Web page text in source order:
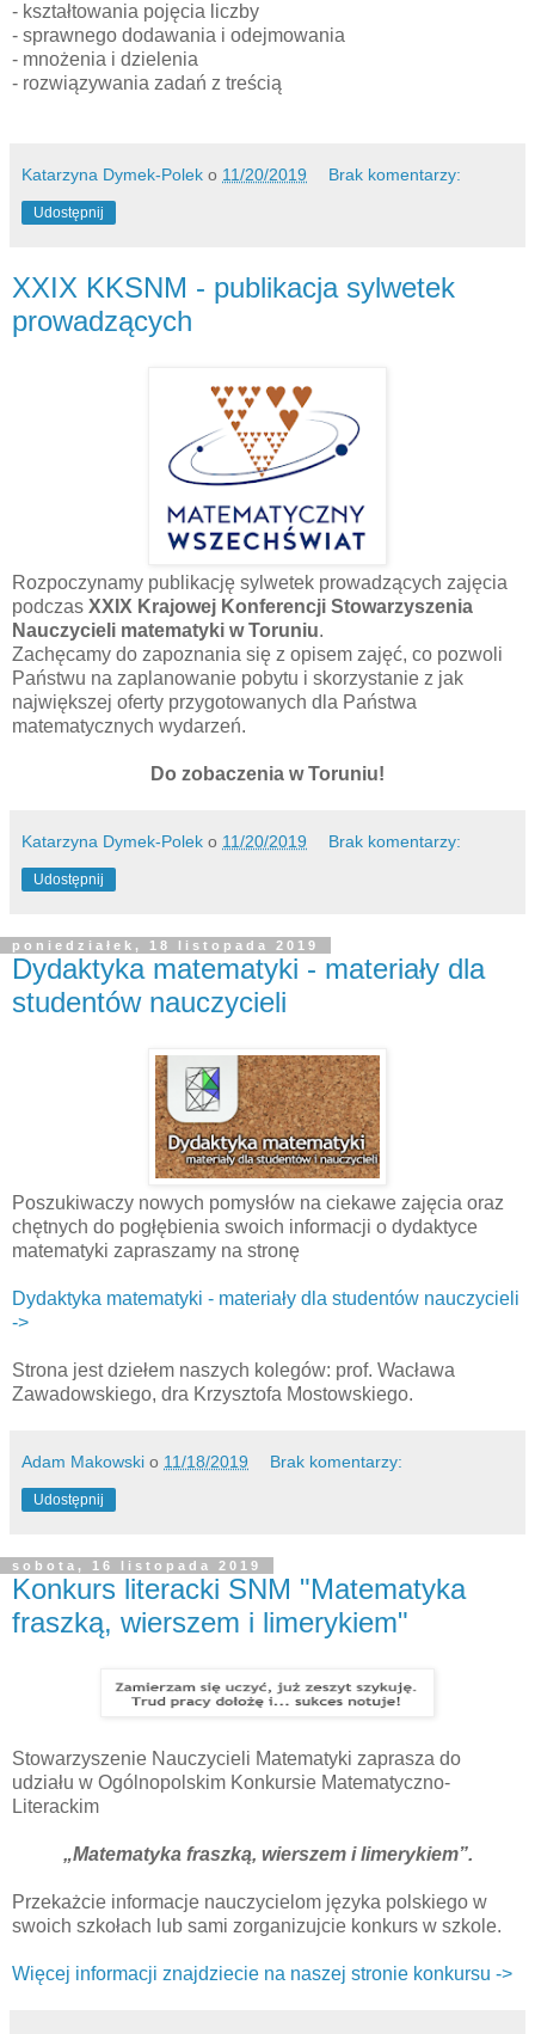
- kształtowania pojęcia liczby
- sprawnego dodawania i odejmowania
- mnożenia i dzielenia
- rozwiązywania zadań z treścią
Katarzyna Dymek-Polek o 11/20/2019 Brak komentarzy:
Udostępnij
XXIX KKSNM - publikacja sylwetek
prowadzących
Rozpoczynamy publikację sylwetek prowadzących zajęcia
podczas XXIX Krajowej Konferencji Stowarzyszenia
Nauczycieli matematyki w Toruniu.
Zachęcamy do zapoznania się z opisem zajęć, co pozwoli
Państwu na zaplanowanie pobytu i skorzystanie z jak
największej oferty przygotowanych dla Państwa
matematycznych wydarzeń.
Do zobaczenia w Toruniu!
Katarzyna Dymek-Polek o 11/20/2019 Brak komentarzy:
Udostępnij
poniedziałek, 18 listopada 2019
Dydaktyka matematyki - materiały dla
studentów nauczycieli
Poszukiwaczy nowych pomysłów na ciekawe zajęcia oraz
chętnych do pogłębienia swoich informacji o dydaktyce
matematyki zapraszamy na stronę
Dydaktyka matematyki - materiały dla studentów nauczycieli
->
Strona jest dziełem naszych kolegów: prof. Wacława
Zawadowskiego, dra Krzysztofa Mostowskiego.
Adam Makowski o 11/18/2019 Brak komentarzy:
Udostępnij
sobota, 16 listopada 2019
Konkurs literacki SNM "Matematyka
fraszką, wierszem i limerykiem"
Stowarzyszenie Nauczycieli Matematyki zaprasza do
udziału w Ogólnopolskim Konkursie Matematyczno-
Literackim
„Matematyka fraszką, wierszem i limerykiem”.
Przekażcie informacje nauczycielom języka polskiego w
swoich szkołach lub sami zorganizujcie konkurs w szkole.
Więcej informacji znajdziecie na naszej stronie konkursu ->